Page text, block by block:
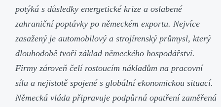
potýká s důsledky energetické krize a oslabené
zahraniční poptávky po německém exportu. Nejvíce
zasažený je automobilový a strojírenský průmysl, který
dlouhodobě tvoří základ německého hospodářství.
Firmy zároveň čelí rostoucím nákladům na pracovní
sílu a nejistotě spojené s globální ekonomickou situací.
Německá vláda připravuje podpůrná opatření zaměřená